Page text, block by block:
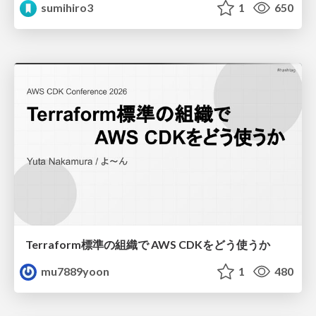
sumihiro3
1 650
Terraform標準の組織で AWS CDKをどう使うか
mu7889yoon
1 480